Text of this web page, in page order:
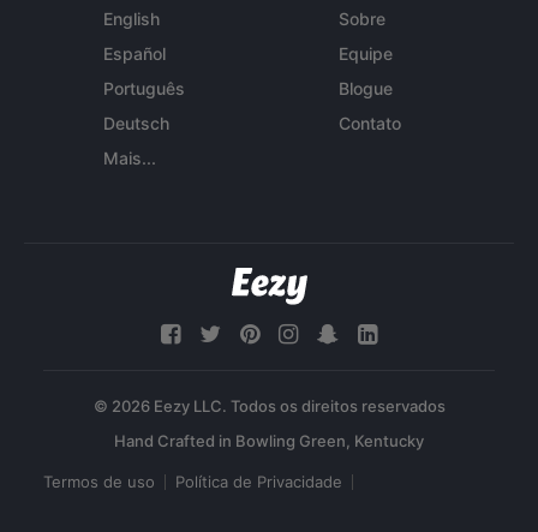
English
Español
Português
Deutsch
Mais...
Sobre
Equipe
Blogue
Contato
© 2026 Eezy LLC. Todos os direitos reservados
Termos de uso Política de Privacidade